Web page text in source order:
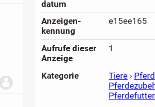
datum
Anzeigen­
kennung
e15ee165
Aufrufe dieser
Anzeige
1
Kategorie Tiere ›
Pferdefutter